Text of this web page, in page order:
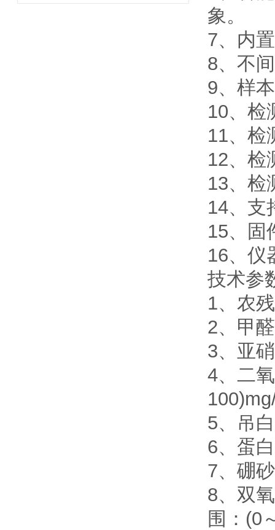
象。
7、内
8、不
9、样
10、检
11、检
12、检
13、检
14、支
15、固
16、仪
技术参
1、农
2、甲
3、亚
4、二
5、吊
6、蛋
7、硼
8、双
围：(0